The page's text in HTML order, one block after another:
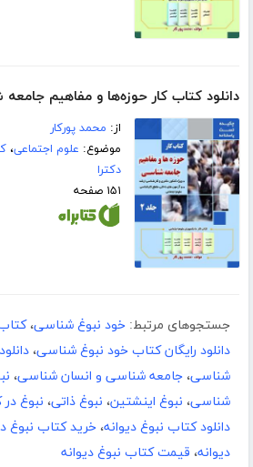
دانلود کتاب کار حوزه‌ها و مفاهیم جامعه
از: محمد پورکار
موضوع: علوم اجتماعی،
دکترا
۱۵۱ صفحه
جستجوهای مرتبط: خود نبوغ شناسی،
دانلود رایگان کتاب خود نبوغ شناسی،
شناسی، جامعه شناسی و انسان شناسی،
شناسی، نبوغ اینشتین، نبوغ ذاتی، نبوغ
دانلود کتاب نبوغ دیوانه، خرید کتاب نبوغ
دیوانه، قیمت کتاب نبوغ دیوانه